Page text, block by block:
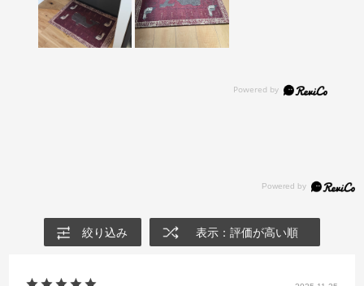
絞り込み 表示：評価が高い順